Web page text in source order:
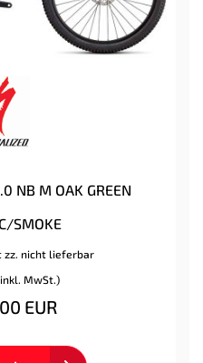
NB M OAK GREEN
SMOKE
nicht lieferbar
MwSt.)
EUR